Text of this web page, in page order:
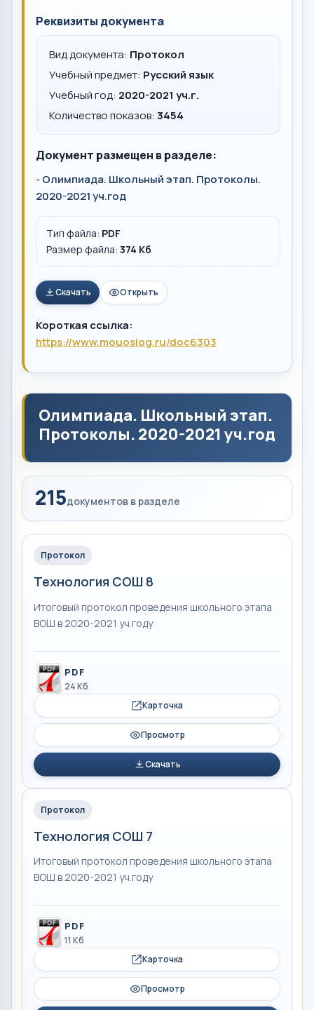
Реквизиты документа
Вид документа: Протокол
Учебный предмет: Русский язык
Учебный год: 2020-2021 уч.г.
Количество показов: 3454
Документ размещен в разделе:
-Олимпиада. Школьный этап. Протоколы.
2020-2021 уч.год
Тип файла: PDF
Размер файла: 374 Кб
Скачать Открыть
Короткая ссылка:
https://www.mouoslog.ru/doc6303
Олимпиада. Школьный этап.
Протоколы. 2020-2021 уч.год
215документов в разделе
Протокол
Технология СОШ 8
Итоговый протокол проведения школьного этапа
ВОШ в 2020-2021 уч.году
PDF
24 Кб
Карточка
Просмотр
Скачать
Протокол
Технология СОШ 7
Итоговый протокол проведения школьного этапа
ВОШ в 2020-2021 уч.году
PDF
11 Кб
Карточка
Просмотр